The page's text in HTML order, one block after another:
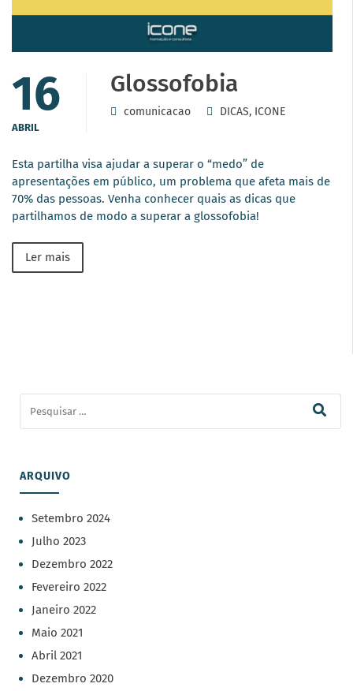
16
ABRIL
Glossofobia
comunicacao DICAS, ICONE
Esta partilha visa ajudar a superar o “medo” de
apresentações em público, um problema que afeta mais de
70% das pessoas. Venha conhecer quais as dicas que
partilhamos de modo a superar a glossofobia!
Ler mais
ARQUIVO
Setembro 2024
Julho 2023
Dezembro 2022
Fevereiro 2022
Janeiro 2022
Maio 2021
Abril 2021
Dezembro 2020